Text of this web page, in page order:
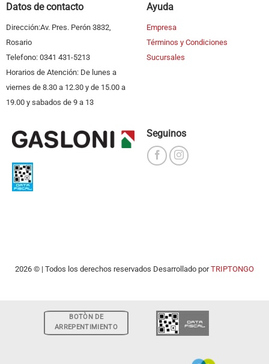
Datos de contacto
Dirección:Av. Pres. Perón 3832,
Rosario
Telefono: 0341 431-5213
Horarios de Atención: De lunes a
viernes de 8.30 a 12.30 y de 15.00 a
19.00 y sabados de 9 a 13
Ayuda
Empresa
Términos y Condiciones
Sucursales
Seguinos
2026 © | Todos los derechos reservados Desarrollado porTRIPTONGO
BOTÒN DE
ARREPENTIMIENTO